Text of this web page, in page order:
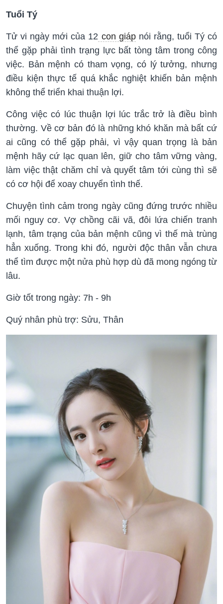
Tuổi Tý
Tử vi ngày mới của 12 con giápnói rằng, tuổi Tý có
thể gặp phải tình trạng lực bất tòng tâm trong công
việc. Bản mệnh có tham vọng, có lý tưởng, nhưng
điều kiện thực tế quá khắc nghiệt khiến bản mệnh
không thể triển khai thuận lợi.
Công việc có lúc thuận lợi lúc trắc trở là điều bình
thường. Về cơ bản đó là những khó khăn mà bất cứ
ai cũng có thể gặp phải, vì vậy quan trọng là bản
mệnh hãy cứ lạc quan lên, giữ cho tâm vững vàng,
làm việc thật chăm chỉ và quyết tâm tới cùng thì sẽ
có cơ hội để xoay chuyển tình thế.
Chuyện tình cảm trong ngày cũng đứng trước nhiều
mối nguy cơ. Vợ chồng cãi vã, đôi lứa chiến tranh
lạnh, tâm trạng của bản mệnh cũng vì thế mà trùng
hẳn xuống. Trong khi đó, người độc thân vẫn chưa
thể tìm được một nửa phù hợp dù đã mong ngóng từ
lâu.
Giờ tốt trong ngày: 7h - 9h
Quý nhân phù trợ: Sửu, Thân